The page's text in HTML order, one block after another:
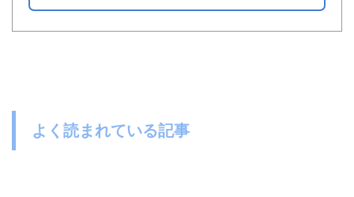
よく読まれている記事